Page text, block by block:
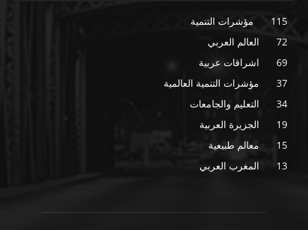
مؤشرات التنمية
115
العالم العربي
72
اشراقات عربية
69
مؤشرات التنمية العالمية
37
التعليم والجامعات
34
الجزيرة العربية
19
معالم طبيعية
15
المغرب العربي
13